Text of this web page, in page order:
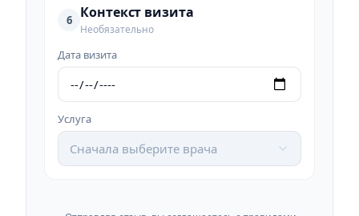
6 Контекст визита
Необязательно
Дата визита
Услуга
Сначала выберите врача